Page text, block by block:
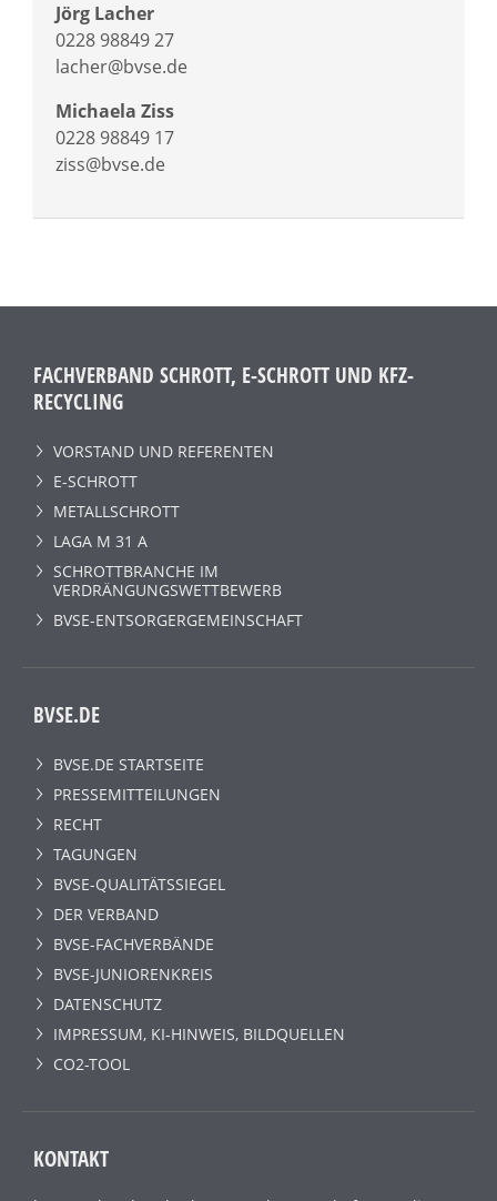
Jörg Lacher
0228 98849 27
lacher@bvse.de
Michaela Ziss
0228 98849 17
ziss@bvse.de
FACHVERBAND SCHROTT, E-SCHROTT UND KFZ-
RECYCLING
VORSTAND UND REFERENTEN
E-SCHROTT
METALLSCHROTT
LAGA M 31 A
SCHROTTBRANCHE IM
VERDRÄNGUNGSWETTBEWERB
BVSE-ENTSORGERGEMEINSCHAFT
BVSE.DE
BVSE.DE STARTSEITE
PRESSEMITTEILUNGEN
RECHT
TAGUNGEN
BVSE-QUALITÄTSSIEGEL
DER VERBAND
BVSE-FACHVERBÄNDE
BVSE-JUNIORENKREIS
DATENSCHUTZ
IMPRESSUM, KI-HINWEIS, BILDQUELLEN
CO2-TOOL
KONTAKT